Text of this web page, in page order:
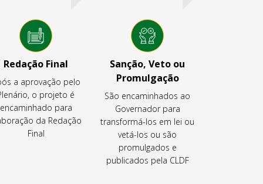
Redação Final
a aprovação pelo
o projeto é
encaminhado para
da Redação
Final
Sanção, Veto ou
Promulgação
São encaminhados ao
Governador para
transformá-los em lei ou
vetá-los ou são
promulgados e
publicados pela CLDF